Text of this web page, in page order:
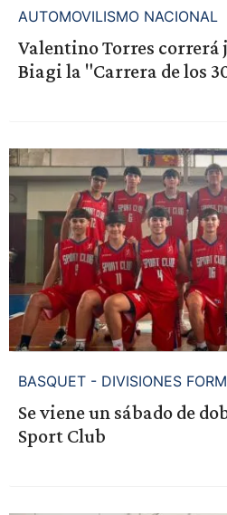
AUTOMOVILISMO NACIONAL
Valentino Torres correrá
Biagi la "Carrera de los
BASQUET - DIVISIONES
Se viene un sábado de
Sport Club